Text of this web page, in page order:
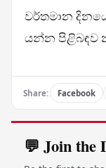
වර්තමාන
යන්න පිළිබඳව
Share: Facebook
💬 Join the